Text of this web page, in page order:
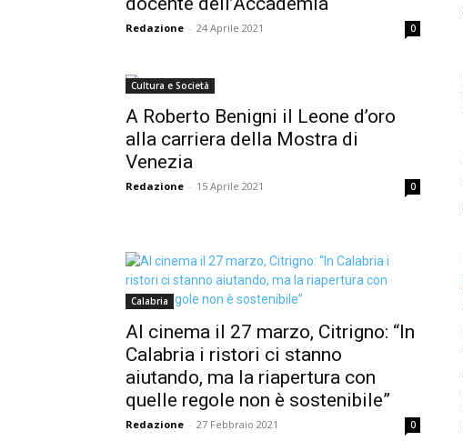
Redazione - 24 Aprile 2021 0
Cultura e Società
A Roberto Benigni il Leone d’oro
alla carriera della Mostra di
Venezia
Redazione - 15 Aprile 2021 0
Calabria
Al cinema il 27 marzo, Citrigno: “In
Calabria i ristori ci stanno
aiutando, ma la riapertura con
quelle regole non è sostenibile”
Redazione - 27 Febbraio 2021 0